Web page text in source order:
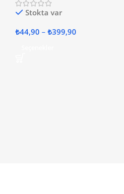
Stokta var
₺44,90 – ₺399,90